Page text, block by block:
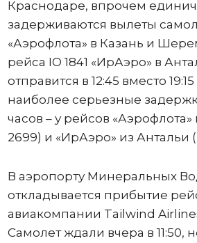
Краснодаре, впрочем
задерживаются вылеты
«Аэрофлота» в Казань и
рейса IO 1841 «ИрАэро» в
отправится в 12:45 вместо
наиболее серьезные
часов – у рейсов «Аэрофлота»
2699) и «ИрАэро» из Антальи
В аэропорту Минеральных
откладывается прибытие
авиакомпании Tailwind
Самолет ждали вчера в 11:50,